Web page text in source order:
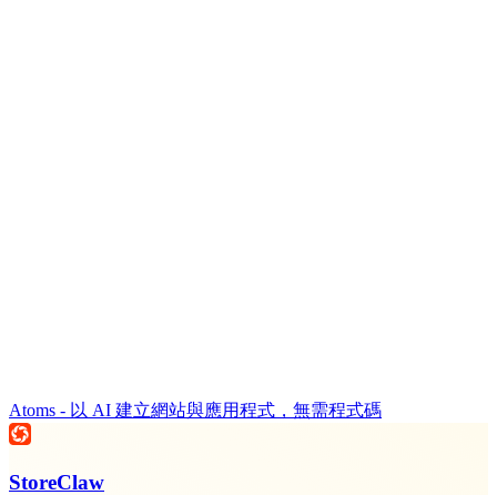
Atoms - 以 AI 建立網站與應用程式，無需程式碼
StoreClaw